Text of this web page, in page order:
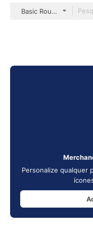
Basic Rounded Flat
Personalize qualquer